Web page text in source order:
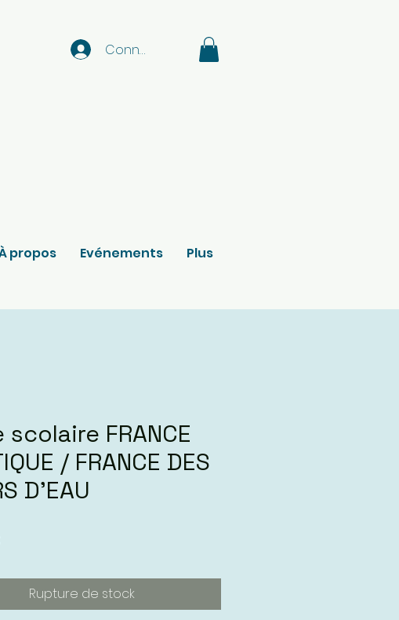
Connexion
propos Evénements Plus
scolaire FRANCE
/ FRANCE DES
D’EAU
Rupture de stock